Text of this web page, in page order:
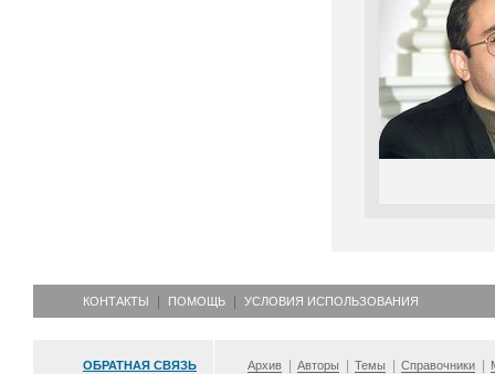
КОНТАКТЫ ПОМОЩЬ УСЛОВИЯ ИСПОЛЬЗОВАНИЯ
ОБРАТНАЯ СВЯЗЬ Архив Авторы Темы Справочники